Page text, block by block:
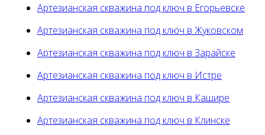
Артезианская скважина под ключ в Егорьевске
Артезианская скважина под ключ в Жуковском
Артезианская скважина под ключ в Зарайске
Артезианская скважина под ключ в Истре
Артезианская скважина под ключ в Кашире
Артезианская скважина под ключ в Клинске